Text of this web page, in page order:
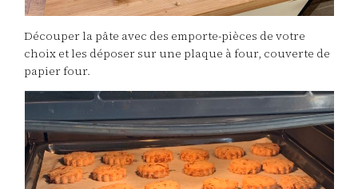
Découper la pâte avec des emporte-pièces de votre
choix et les déposer sur une plaque à four, couverte de
papier four.